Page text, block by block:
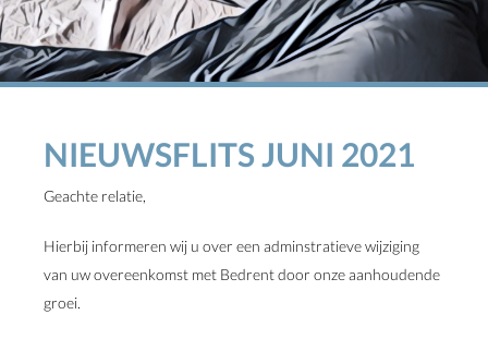
NIEUWSFLITS JUNI 2021
Geachte relatie,
Hierbij informeren wij u over een adminstratieve wijziging
van uw overeenkomst met Bedrent door onze aanhoudende
groei.